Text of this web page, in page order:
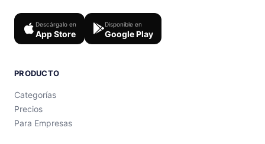
Descárgalo en
App Store
Disponible en
Google Play
PRODUCTO
Categorías
Precios
Para Empresas